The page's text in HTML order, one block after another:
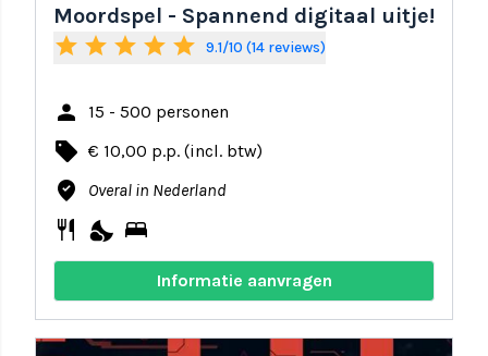
Moordspel - Spannend digitaal uitje!
star star star star star 9.1/10 (14 reviews)
person 15 - 500 personen
local_offer € 10,00 p.p. (incl. btw)
where_to_vote Overal in Nederland
restaurant nights_stay bed
Informatie aanvragen